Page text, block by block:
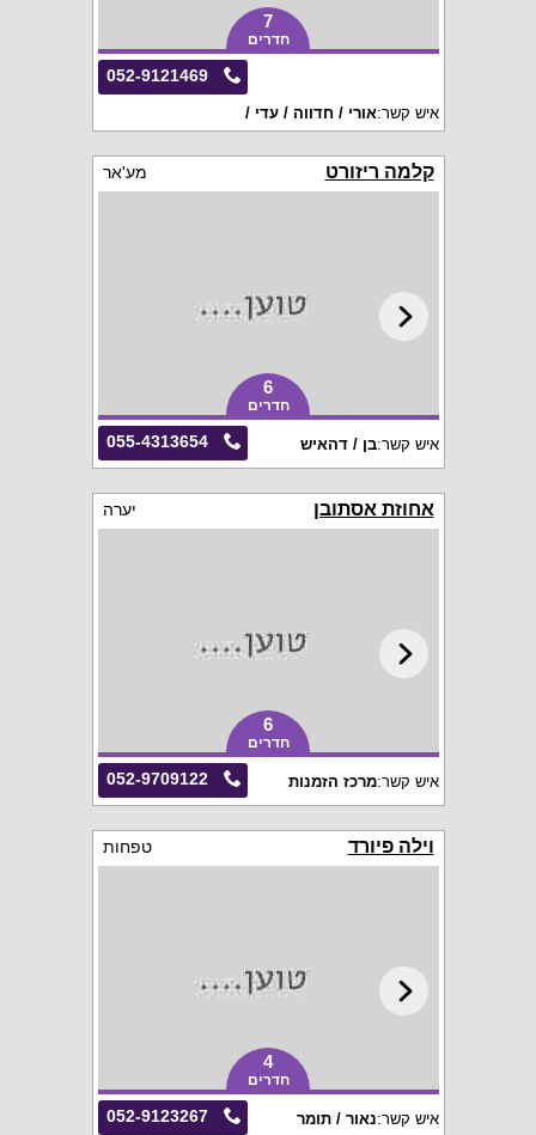
7
חדרים
052-9121469
איש קשר:אורי / חדווה / עדי /
קלמה ריזורט מע'אר
6
חדרים
055-4313654 איש קשר:בן / דהאיש
אחוזת אסתובן יערה
6
חדרים
052-9709122 איש קשר:מרכז הזמנות
וילה פיורד טפחות
4
חדרים
052-9123267 איש קשר:נאור / תומר